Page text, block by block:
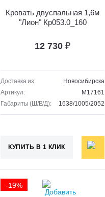
Кровать двуспальная 1,6м
"Лион" Кр053.0_160
12 730 ₽
Доставка из:
Новосибирска
Артикул:
M17161
Габариты (Ш/В/Д):
1638/1005/2052
КУПИТЬ В 1 КЛИК
-19%